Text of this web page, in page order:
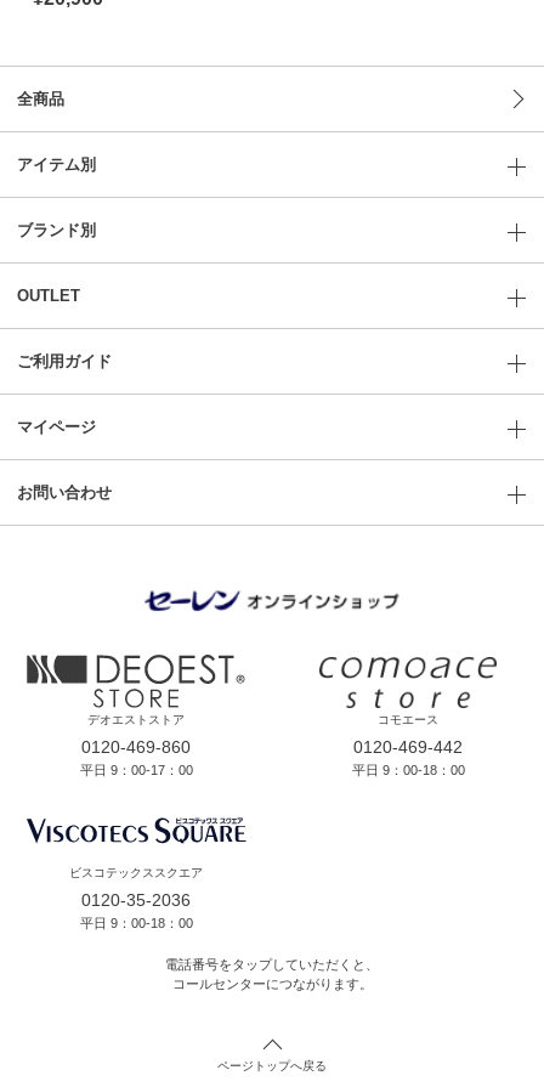
全商品
アイテム別
ブランド別
OUTLET
ご利用ガイド
マイページ
お問い合わせ
デオエストストア
0120-469-860
平日 9：00-17：00
コモエース
0120-469-442
平日 9：00-18：00
ビスコテックススクエア
0120-35-2036
平日 9：00-18：00
電話番号をタップしていただくと、
コールセンターにつながります。
ページトップへ戻る